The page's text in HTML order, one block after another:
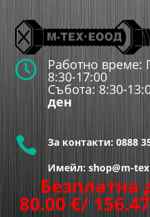
 Работно време:
8:30-17:00
Събота: 8:30-
ден
 За контакти: 0888
Имейл: shop@m-
Безплатна
80.00 €/